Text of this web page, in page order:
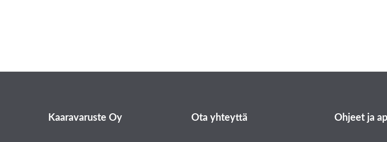
Kaaravaruste Oy Ota yhteyttä Ohjeet ja